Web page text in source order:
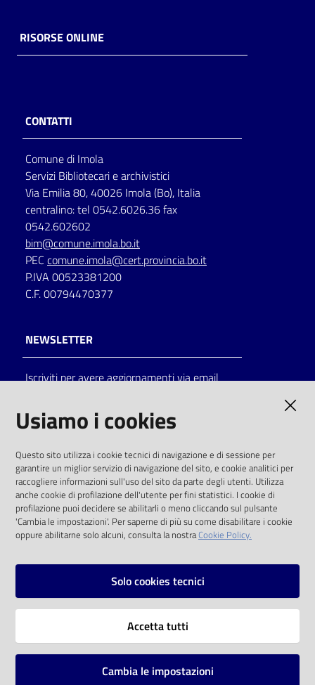
RISORSE ONLINE
CONTATTI
Comune di Imola
Servizi Bibliotecari e archivistici
Via Emilia 80, 40026 Imola (Bo), Italia
centralino: tel 0542.6026.36 fax
0542.602602
bim@comune.imola.bo.it
PEC comune.imola@cert.provincia.bo.it
P.IVA 00523381200
C.F. 00794470377
NEWSLETTER
Iscriviti per avere aggiornamenti via email
solo alle condizioni previste dalla direttiva
comunitaria 2003/98/CE e dal d.lgs. 36/2006
SOCIAL
Instagram
Vai alla pagina
Usiamo i cookies
Questo sito utilizza i cookie tecnici di navigazione e di sessione per
garantire un miglior servizio di navigazione del sito, e cookie analitici per
raccogliere informazioni sull'uso del sito da parte degli utenti. Utilizza
anche cookie di profilazione dell'utente per fini statistici. I cookie di
profilazione puoi decidere se abilitarli o meno cliccando sul pulsante
'Cambia le impostazioni'. Per saperne di più su come disabilitare i cookie
oppure abilitarne solo alcuni, consulta la nostraCookie Policy.
Solo cookies tecnici
Accetta tutti
Cambia le impostazioni